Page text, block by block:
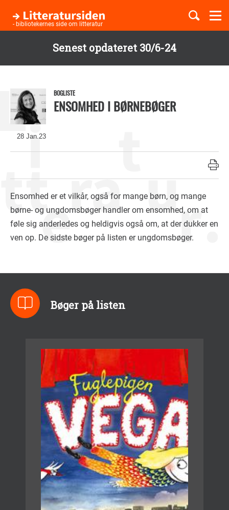
Senest opdateret 30/6-24
hovedindhold
- bibliotekernes side om litteratur
Børnebøger
28 Jan.23
BOGLISTE
ENSOMHED I BØRNEBØGER
Ensomhed er et vilkår, også for mange børn, og mange
børne- og ungdomsbøger handler om ensomhed, om at
føle sig anderledes og heldigvis også om, at der dukker en
ven op. De sidste bøger på listen er ungdomsbøger.
Bøger på listen